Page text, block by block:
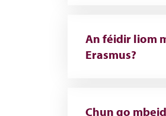
An féidir liom
Erasmus?
Chun go